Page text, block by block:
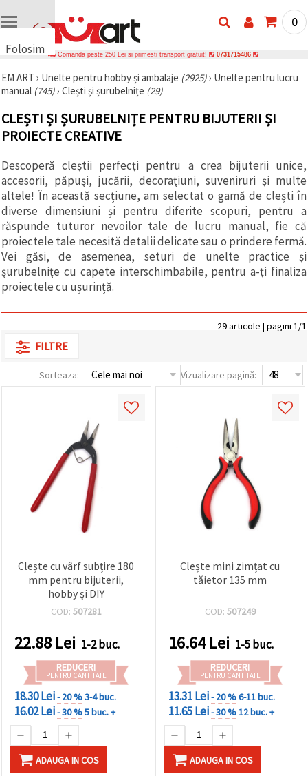
Folosim
uri
🍪 Folosim
și
tehnologii
similare
asigura
funcționarea
corectă a
site-ului,
pentru a vă
îmbunătăți
experiența
și, cu
acordul
dumneavoastră,
pentru a
analiza
mai
relevante,
partenerilor
urile făcând
"acceptati
în setări
selectând
"Salvați"
Аcceptati
toate!
0
Comanda peste 250 Lei si primesti transport gratuit! 0731715486
EM ART › Unelte pentru hobby și ambalaje (2925)› Unelte pentru lucru
manual (745)› Clești și șurubelnițe (29)
CLEȘTI ȘI ȘURUBELNIȚE PENTRU BIJUTERII ȘI
PROIECTE CREATIVE
Descoperă cleștii perfecți pentru a crea bijuterii unice,
accesorii, păpuși, jucării, decorațiuni, suveniruri și multe
altele! În această secțiune, am selectat o gamă de clești în
diverse dimensiuni și pentru diferite scopuri, pentru a
răspunde tuturor nevoilor tale de lucru manual, fie că
proiectele tale necesită detalii delicate sau o prindere fermă.
Vei găsi, de asemenea, seturi de unelte practice și
șurubelnițe cu capete interschimbabile, pentru a-ți finaliza
proiectele cu ușurință.
29 articole | pagini 1/1
FILTRE
Sorteaza: Vizualizare pagină:
Clește cu vârf subțire 180
mm pentru bijuterii,
hobby și DIY
COD: 507281
22.88 Lei 1-2 buc.
REDUCERI
PENTRU CANTITATE
18.30 Lei- 20 %3-4 buc.
16.02 Lei- 30 %5 buc. +
ADAUGA IN COS
Clește mini zimțat cu
tăietor 135 mm
COD: 507249
16.64Lei 1-5 buc.
REDUCERI
PENTRU CANTITATE
13.31 Lei- 20 %6-11 buc.
11.65 Lei- 30 %12 buc. +
ADAUGA IN COS